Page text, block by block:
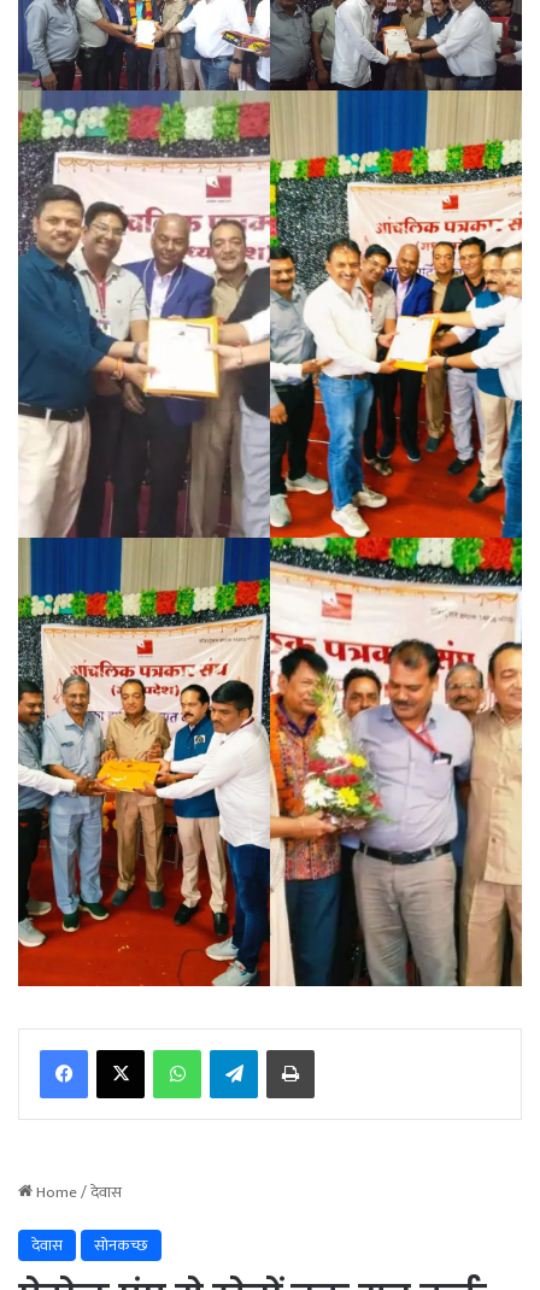
WhatsAppTelegramPrint